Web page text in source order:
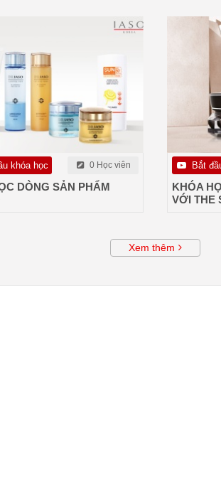
khóa học 0 Học viên
DÒNG SẢN PHẨM
Bắt
KHÓA
VỚI THE
Xem thêm